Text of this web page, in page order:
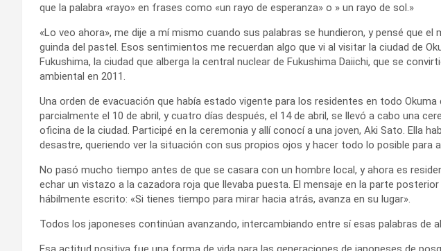
que la palabra «rayo» en frases como «un rayo de esperanza» o » un rayo de sol.»
«Lo veo ahora», me dije a mí mismo cuando sus palabras se hundieron, y pensé que
guinda del pastel. Esos sentimientos me recuerdan algo que vi al visitar la ciudad de
Fukushima, la ciudad que alberga la central nuclear de Fukushima Daiichi, que se
ambiental en 2011.
Una orden de evacuación que había estado vigente para los residentes en todo
parcialmente el 10 de abril, y cuatro días después, el 14 de abril, se llevó a cabo una
oficina de la ciudad. Participé en la ceremonia y allí conocí a una joven, Aki Sato. Ella
desastre, queriendo ver la situación con sus propios ojos y hacer todo lo posible para
No pasó mucho tiempo antes de que se casara con un hombre local, y ahora es
echar un vistazo a la cazadora roja que llevaba puesta. El mensaje en la parte
hábilmente escrito: «Si tienes tiempo para mirar hacia atrás, avanza en su lugar».
Todos los japoneses continúan avanzando, intercambiando entre sí esas palabras de